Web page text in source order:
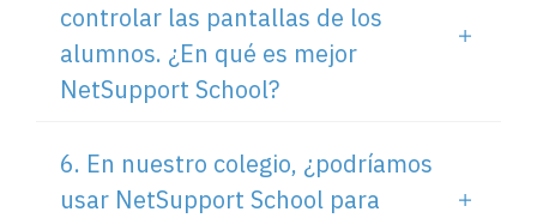
controlar las pantallas de los
alumnos. ¿En qué es mejor
NetSupport School?
6. En nuestro colegio, ¿podríamos
usar NetSupport School para